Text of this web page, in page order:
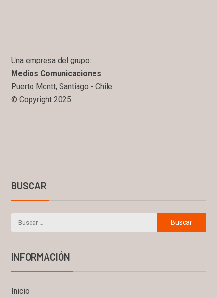
Una empresa del grupo:
Medios Comunicaciones
Puerto Montt, Santiago - Chile
© Copyright 2025
BUSCAR
INFORMACIÓN
Inicio